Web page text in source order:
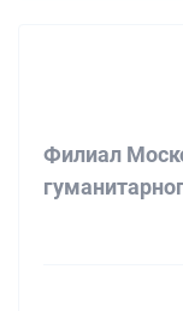
Филиал